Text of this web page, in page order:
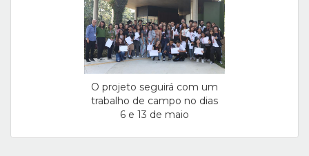
O projeto seguirá com um
trabalho de campo no dias
6 e 13 de maio